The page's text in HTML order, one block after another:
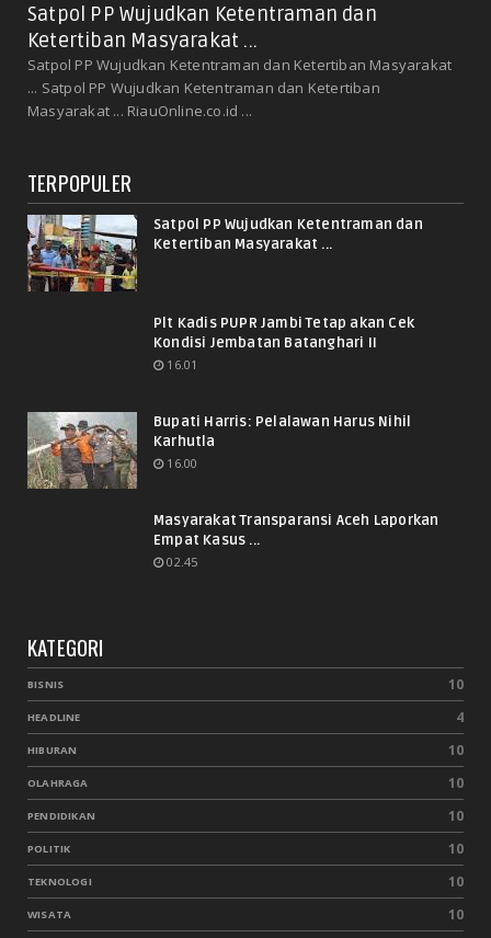
Satpol PP Wujudkan Ketentraman dan
Ketertiban Masyarakat ...
Satpol PP Wujudkan Ketentraman dan Ketertiban Masyarakat
... Satpol PP Wujudkan Ketentraman dan Ketertiban
Masyarakat ... RiauOnline.co.id ...
TERPOPULER
Satpol PP Wujudkan Ketentraman dan
Ketertiban Masyarakat ...
Plt Kadis PUPR Jambi Tetap akan Cek
Kondisi Jembatan Batanghari II
16.01
Bupati Harris: Pelalawan Harus Nihil
Karhutla
16.00
Masyarakat Transparansi Aceh Laporkan
Empat Kasus ...
02.45
KATEGORI
BISNIS 10
HEADLINE 4
HIBURAN 10
OLAHRAGA 10
PENDIDIKAN 10
POLITIK 10
TEKNOLOGI 10
WISATA 10